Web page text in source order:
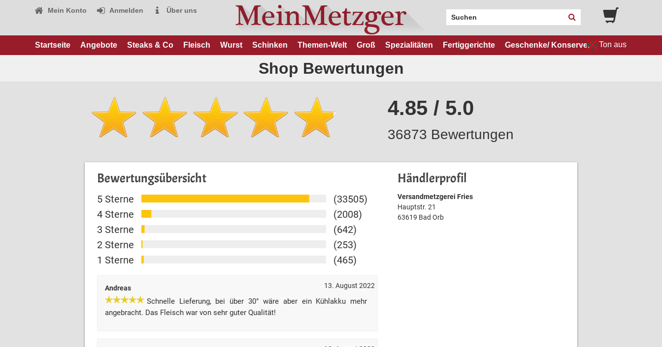
Mein Konto Anmelden Über uns
Startseite Angebote Steaks & Co Fleisch Wurst Schinken Themen-Welt Groß Spezialitäten Fertiggerichte Geschenke/ Konserven Ton aus
Shop Bewertungen
4.85 / 5.0
36873 Bewertungen
Bewertungsübersicht
5 Sterne
(33505)
4 Sterne
(2008)
3 Sterne
(642)
2 Sterne
(253)
1 Sterne
(465)
Andreas 13. August 2022
Schnelle Lieferung, bei über 30° wäre aber ein Kühlakku mehr
angebracht. Das Fleisch war von sehr guter Qualität!
Händlerprofil
Versandmetzgerei Fries
Hauptstr. 21
63619 Bad Orb